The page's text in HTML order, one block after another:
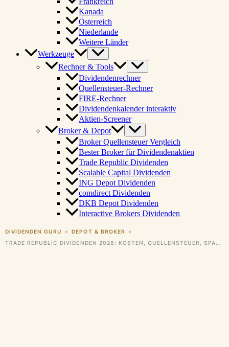
Kanada
Österreich
Niederlande
Weitere Länder
Werkzeuge
Rechner & Tools
Dividendenrechner
Quellensteuer-Rechner
FIRE-Rechner
Dividendenkalender interaktiv
Aktien-Screener
Broker & Depot
Broker Quellensteuer Vergleich
Bester Broker für Dividendenaktien
Trade Republic Dividenden
Scalable Capital Dividenden
ING Depot Dividenden
comdirect Dividenden
DKB Depot Dividenden
Interactive Brokers Dividenden
DIVIDENDEN GURU ◆ DEPOT & BROKER ◆
TRADE REPUBLIC DIVIDENDEN 2026: KOSTEN, QUELLENSTEUER, SPARPLAN & KINDERDEPOT IM TEST